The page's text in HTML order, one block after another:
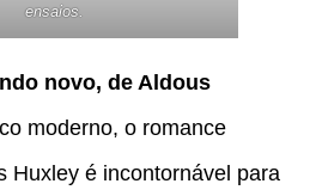
ensaios.
novo, de Aldous
moderno, o romance
Huxley é incontornável para